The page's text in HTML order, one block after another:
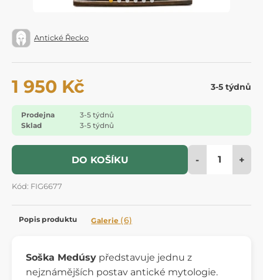
Antické Řecko
1 950 Kč 3-5 týdnů
Prodejna
3-5 týdnů
Sklad
3-5 týdnů
DO KOŠÍKU - +
Kód: FIG6677
Popis produktu Galerie (6)
Soška Medúsy představuje jednu z
nejznámějších postav antické mytologie.